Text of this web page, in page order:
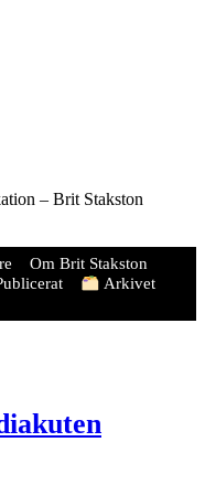
– Brit Stakston
Om Brit Stakston
Arkivet